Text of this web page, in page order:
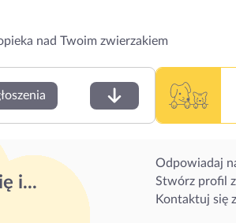
nad Twoim zwierzakiem
i...
Odpowiadaj
Stwórz profil
Kontaktuj się